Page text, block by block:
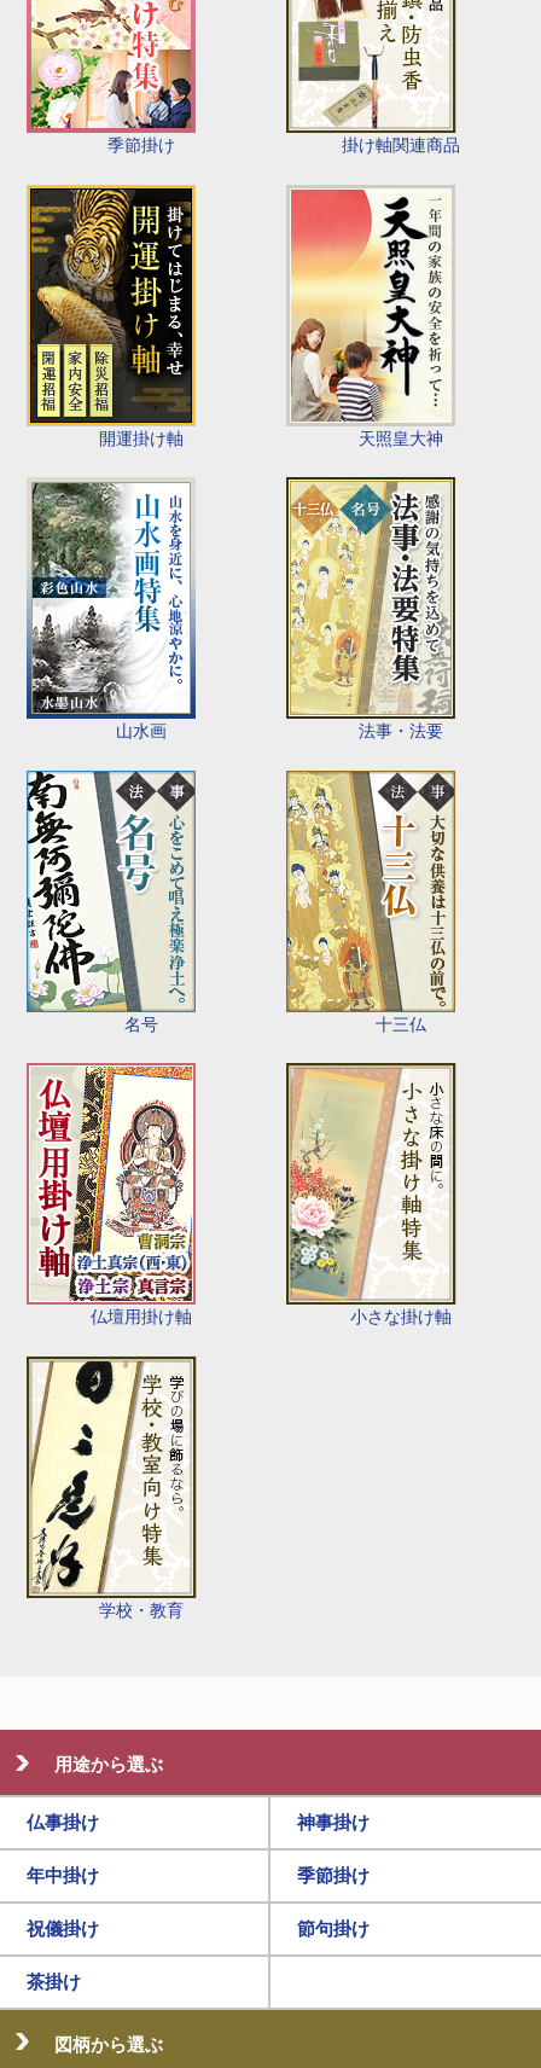
季節掛け 掛け軸関連商品
開運掛け軸 天照皇大神
山水画 法事・法要
名号 十三仏
仏壇用掛け軸 小さな掛け軸
学校・教育
用途から選ぶ
仏事掛け 神事掛け
年中掛け 季節掛け
祝儀掛け 節句掛け
茶掛け
図柄から選ぶ